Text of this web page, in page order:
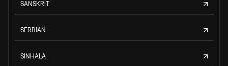
SANSKRIT
SERBIAN
SINHALA